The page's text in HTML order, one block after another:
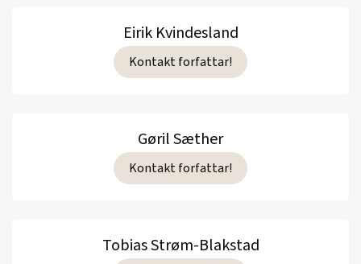
Eirik Kvindesland
Kontakt forfattar!
Gøril Sæther
Kontakt forfattar!
Tobias Strøm-Blakstad